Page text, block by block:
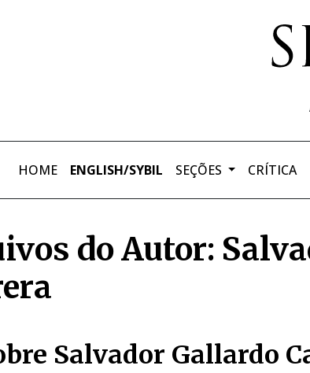
HOME ENGLISH/SYBIL SEÇÕES CRÍTICA
do Autor:
Salvador Gallardo